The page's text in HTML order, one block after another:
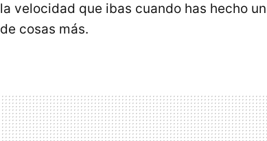
la velocidad que ibas cuando has hecho
de cosas más.